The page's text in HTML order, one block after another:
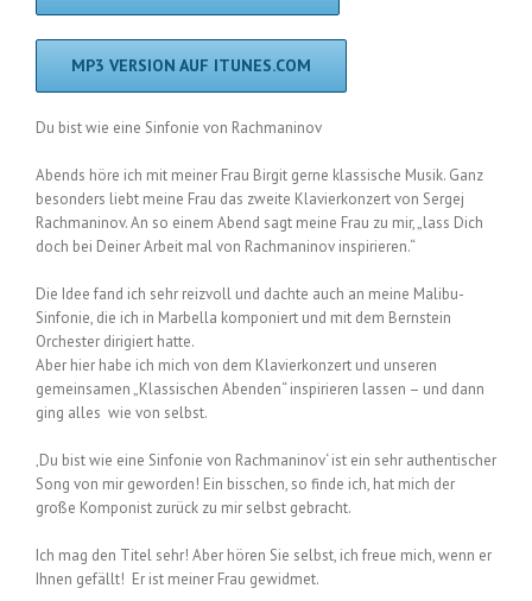
MP3 VERSION AUF ITUNES.COM
Du bist wie eine Sinfonie von Rachmaninov
Abends höre ich mit meiner Frau Birgit gerne klassische Musik. Ganz
besonders liebt meine Frau das zweite Klavierkonzert von Sergej
Rachmaninov. An so einem Abend sagt meine Frau zu mir, „lass Dich
doch bei Deiner Arbeit mal von Rachmaninov inspirieren.“
Die Idee fand ich sehr reizvoll und dachte auch an meine Malibu-
Sinfonie, die ich in Marbella komponiert und mit dem Bernstein
Orchester dirigiert hatte.
Aber hier habe ich mich von dem Klavierkonzert und unseren
gemeinsamen „Klassischen Abenden“ inspirieren lassen – und dann
ging alles wie von selbst.
‚Du bist wie eine Sinfonie von Rachmaninov‘ ist ein sehr authentischer
Song von mir geworden! Ein bisschen, so finde ich, hat mich der
große Komponist zurück zu mir selbst gebracht.
Ich mag den Titel sehr! Aber hören Sie selbst, ich freue mich, wenn er
Ihnen gefällt! Er ist meiner Frau gewidmet.